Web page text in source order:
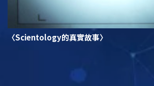
〈Scientology的真實故事〉